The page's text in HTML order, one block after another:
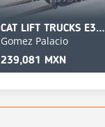
CAT LIFT TRUCKS E3500-AC
Gomez Palacio
239,081 MXN